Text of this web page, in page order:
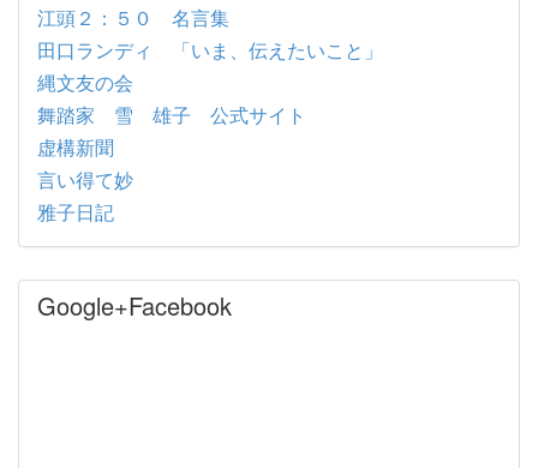
江頭２：５０ 名言集
田口ランディ 「いま、伝えたいこと」
縄文友の会
舞踏家 雪 雄子 公式サイト
虚構新聞
言い得て妙
雅子日記
Google+Facebook